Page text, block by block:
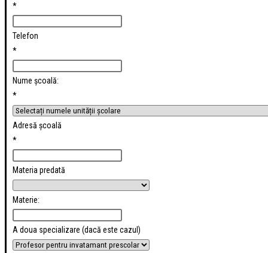
*
Telefon
*
Nume școală:
*
Adresă școală
*
Materia predată
Materie:
A doua specializare (dacă este cazul)